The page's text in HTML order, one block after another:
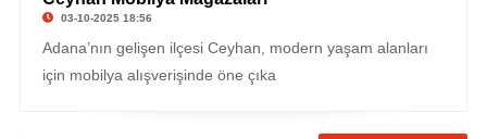
03-10-2025 18:56
Adana’nın gelişen ilçesi Ceyhan, modern yaşam alanları
için mobilya alışverişinde öne çıka